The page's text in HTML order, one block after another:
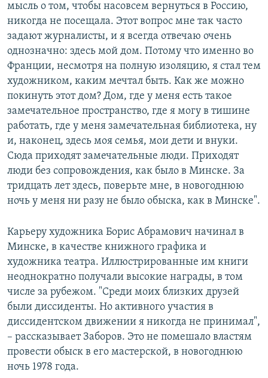
мысль о том, чтобы насовсем вернуться в Россию,
никогда не посещала. Этот вопрос мне так часто
задают журналисты, и я всегда отвечаю очень
однозначно: здесь мой дом. Потому что именно во
Франции, несмотря на полную изоляцию, я стал тем
художником, каким мечтал быть. Как же можно
покинуть этот дом? Дом, где у меня есть такое
замечательное пространство, где я могу в тишине
работать, где у меня замечательная библиотека, ну
и, наконец, здесь моя семья, мои дети и внуки.
Сюда приходят замечательные люди. Приходят
люди без сопровождения, как было в Минске. За
тридцать лет здесь, поверьте мне, в новогоднюю
ночь у меня ни разу не было обыска, как в Минске".
Карьеру художника Борис Абрамович начинал в
Минске, в качестве книжного графика и
художника театра. Иллюстрированные им книги
неоднократно получали высокие награды, в том
числе за рубежом. "Среди моих близких друзей
были диссиденты. Но активного участия в
диссидентском движении я никогда не принимал",
– рассказывает Заборов. Это не помешало властям
провести обыск в его мастерской, в новогоднюю
ночь 1978 года.